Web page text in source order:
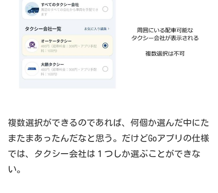
複数選択ができるのであれば、何個か選んだ中にた
またまあったんだなと思う。だけどGoアプリの仕様
では、タクシー会社は１つしか選ぶことができな
い。